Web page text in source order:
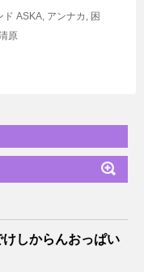
ド ASKA, アンナカ , 困
原
しからんおっぱい